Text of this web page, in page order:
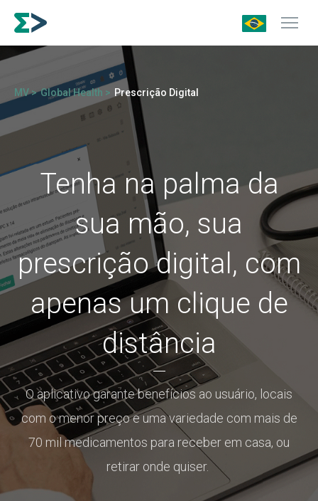
MV > Global Health > Prescrição Digital
Tenha na palma da
sua mão, sua
prescrição digital, com
apenas um clique de
distância
O aplicativo garante benefícios ao usuário, locais
com o menor preço e uma variedade com mais de
70 mil medicamentos para receber em casa, ou
retirar onde quiser.